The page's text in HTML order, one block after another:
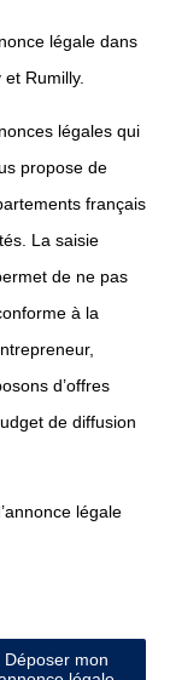
légale dans
Rumilly.
légales qui
propose de
français
La saisie
de ne pas
à la
d’offres
de diffusion
légale
Déposer mon